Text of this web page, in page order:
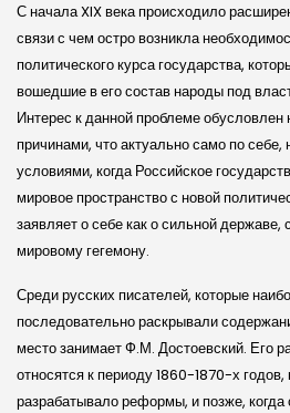
С начала XIX века происходило
связи с чем остро возникла
политического курса государства,
вошедшие в его состав народы под
Интерес к данной проблеме обусловлен
причинами, что актуально само по
условиями, когда Российское
мировое пространство с новой
заявляет о себе как о сильной державе,
мировому гегемону.
Среди русских писателей, которые
последовательно раскрывали
место занимает Ф.М. Достоевский. Его
относятся к периоду 1860-1870-х годов,
разрабатывало реформы, и позже,